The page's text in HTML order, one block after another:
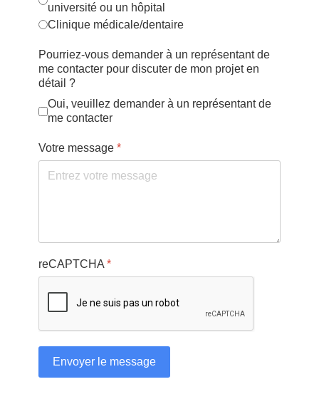
université ou un hôpital
Clinique médicale/dentaire
Pourriez-vous demander à un représentant de
me contacter pour discuter de mon projet en
détail ?
Oui, veuillez demander à un représentant de
me contacter
Votre message *
reCAPTCHA *
Envoyer le message